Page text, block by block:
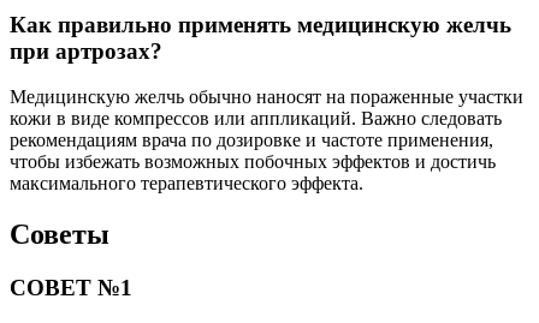
Как правильно применять медицинскую желчь
при артрозах?
Медицинскую желчь обычно наносят на пораженные участки
кожи в виде компрессов или аппликаций. Важно следовать
рекомендациям врача по дозировке и частоте применения,
чтобы избежать возможных побочных эффектов и достичь
максимального терапевтического эффекта.
Советы
СОВЕТ №1